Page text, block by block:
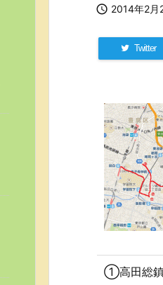
 2014年2月
Twitter
①高田総鎮